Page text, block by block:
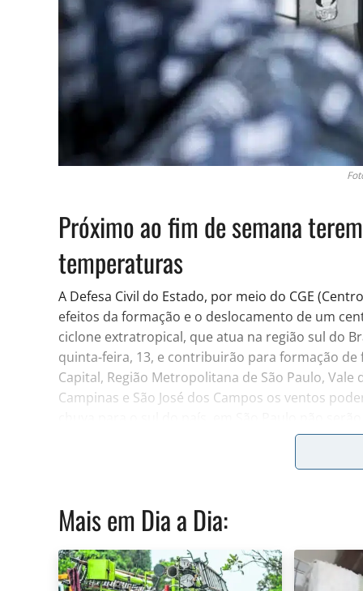
Próximo ao fim de semana
temperaturas
A Defesa Civil do Estado, por meio do CGE
efeitos da formação e o deslocamento de um
ciclone extratropical, que atua na região sul do
quinta-feira, 13, e contribuirão para formação
Capital, Região Metropolitana de São Paulo,
Campinas e São José dos Campos os ventos
Próximo ao fim de semana teremos
acontecerá em razão de uma entrada de massa
ocorrer, e estes estarão associados à passagem
Até quinta-feira, 13, o estado de São Paulo terá
Mais em Dia a Dia: